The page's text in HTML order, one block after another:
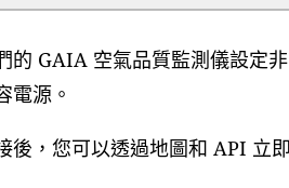
的 GAIA 空氣品質監測儀設定
電源。
後，您可以透過地圖和 API 立